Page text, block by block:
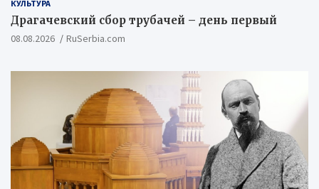
КУЛЬТУРА
Драгачевский сбор трубачей – день первый
08.08.2026 RuSerbia.com